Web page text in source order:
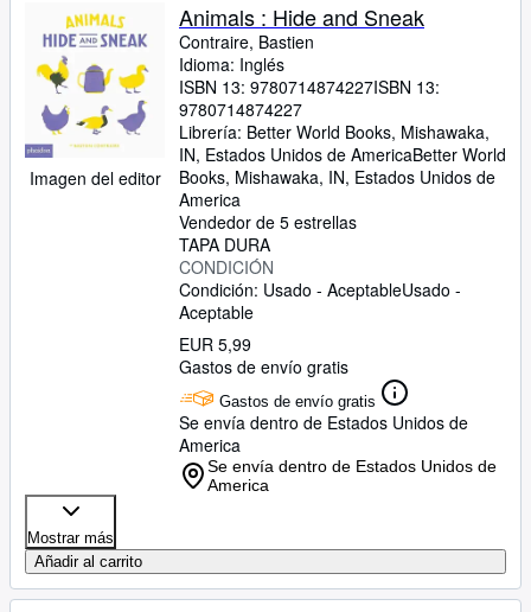
Imagen del editor
Animals : Hide and Sneak
Contraire, Bastien
Idioma: Inglés
ISBN 13: 9780714874227ISBN 13:
9780714874227
Librería: Better World Books, Mishawaka,
IN, Estados Unidos de AmericaBetter World
Books, Mishawaka, IN, Estados Unidos de
America
Vendedor de 5 estrellas
TAPA DURA
CONDICIÓN
Condición: Usado - AceptableUsado -
Aceptable
EUR 5,99
Gastos de envío gratis
Gastos de envío gratis
Se envía dentro de Estados Unidos de
America
Se envía dentro de Estados Unidos de
America
Mostrar más
Añadir al carrito